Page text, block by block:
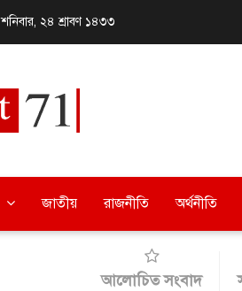
শনিবার, ২৪ শ্রাবণ ১৪৩৩
জাতীয় রাজনীতি অর্থনীতি
আলোচিত সংবাদ